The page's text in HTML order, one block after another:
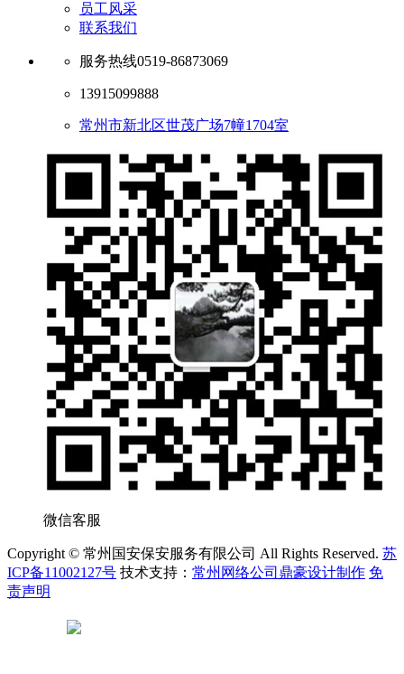
员工风采
联系我们
服务热线0519-86873069
13915099888
常州市新北区世茂广场7幢1704室
微信客服
Copyright © 常州国安保安服务有限公司 All Rights Reserved. 苏
ICP备11002127号 技术支持： 常州网络公司鼎豪设计制作 免
责声明